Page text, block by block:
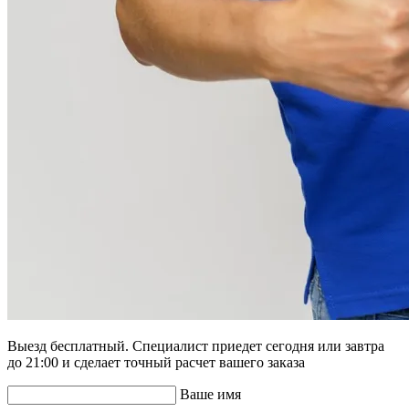
Выезд бесплатный. Специалист приедет сегодня или завтра
до 21:00 и сделает точный расчет вашего заказа
Ваше имя